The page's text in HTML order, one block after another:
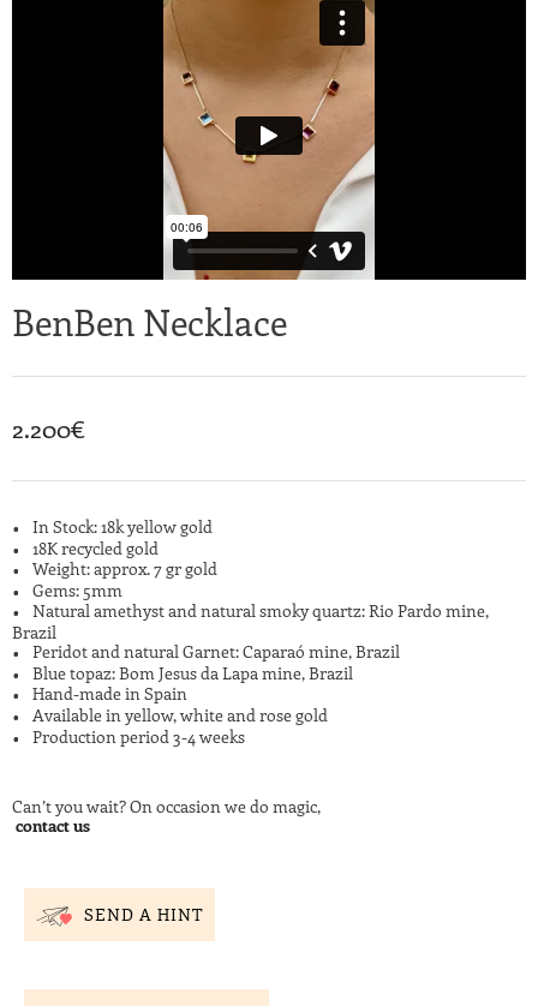
BenBen Necklace
2.200€
In Stock: 18k yellow gold
18K recycled gold
Weight: approx. 7 gr gold
Gems: 5mm
Natural amethyst and natural smoky quartz: Rio Pardo mine,
Brazil
Peridot and natural Garnet: Caparaó mine, Brazil
Blue topaz: Bom Jesus da Lapa mine, Brazil
Hand-made in Spain
Available in yellow, white and rose gold
Production period 3-4 weeks
Can’t you wait? On occasion we do magic,
contact us
SEND A HINT